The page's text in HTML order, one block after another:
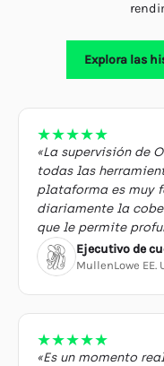
Explora las
★★★★★
«La supervisión de
todas las
plataforma es muy
diariamente la
que le permite
Ejecutivo de
MullenLowe EE.
★★★★★
«Es un momento